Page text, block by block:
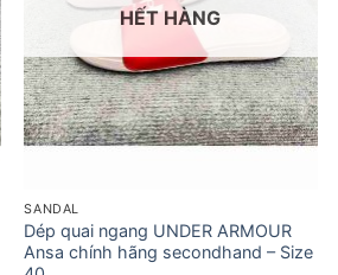
HẾT HÀNG
SANDAL
Dép quai ngang UNDER ARMOUR
Ansa chính hãng secondhand – Size